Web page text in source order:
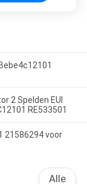
2 Spelden EUI
RE533501
21586294 voor
Alle